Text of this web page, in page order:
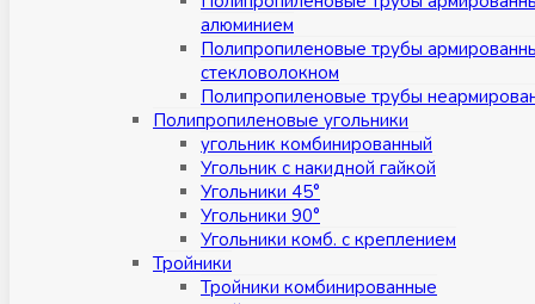
алюминием
Полипропиленовые трубы
стекловолокном
Полипропиленовые трубы
Полипропиленовые угольники
угольник комбинированный
Угольник с накидной гайкой
Угольники 45°
Угольники 90°
Угольники комб. с креплением
Тройники
Тройники комбинированные